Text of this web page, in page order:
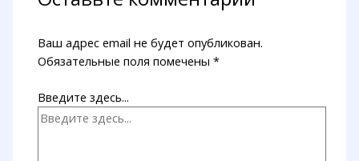
Ваш адрес email не будет опубликован.
Обязательные поля помечены*
Введите здесь...